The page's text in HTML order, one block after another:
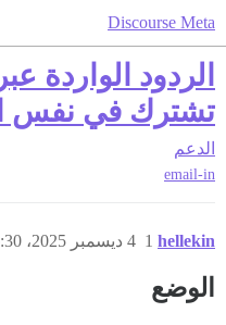
Discourse Meta
الردود الواردة
تشترك في نفس
الدعم
email-in
hellekin 4 ديسمبر 2025، 6:30م 1
الوضع